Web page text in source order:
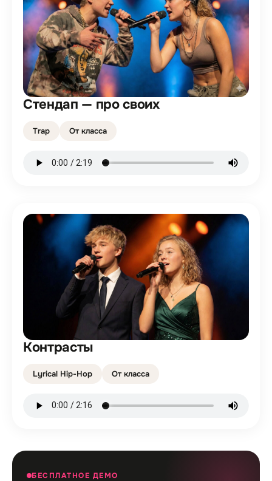
Стендап — про своих
Trap От класса
Контрасты
Lyrical Hip-Hop От класса
БЕСПЛАТНОЕ ДЕМО